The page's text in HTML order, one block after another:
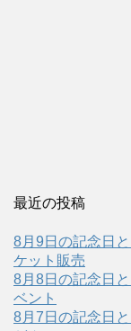
最近の投稿
8月9日の記念日
ケット販売
8月8日の記念日
ベント
8月7日の記念日